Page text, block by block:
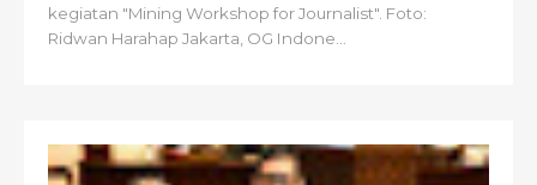
kegiatan "Mining Workshop for Journalist". Foto:
Ridwan Harahap Jakarta, OG Indone...